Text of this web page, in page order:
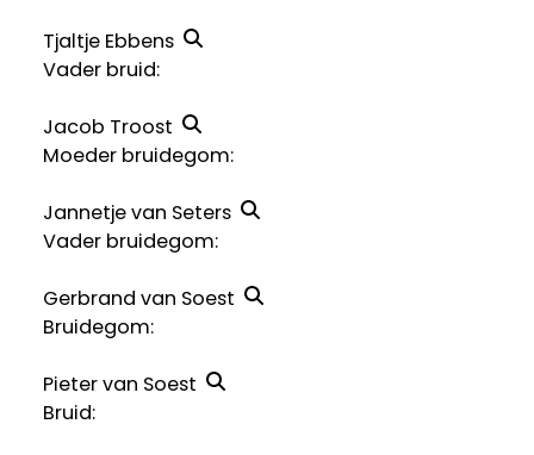
Tjaltje Ebbens
Vader bruid:
Jacob Troost
Moeder bruidegom:
Jannetje van Seters
Vader bruidegom:
Gerbrand van Soest
Bruidegom:
Pieter van Soest
Bruid: